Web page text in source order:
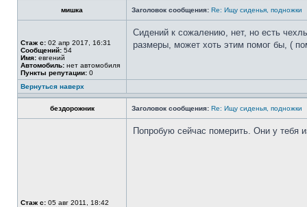
мишка Заголовок сообщения: Re: Ищу сиденья, подножки
Стаж с: 02 апр 2017, 16:31
Сообщений: 54
Имя: евгений
Автомобиль: нет автомобиля
Пункты репутации: 0
Сидений к сожалению, нет, но есть
размеры, может хоть этим помог бы, (
Вернуться наверх
бездорожник Заголовок сообщения: Re: Ищу сиденья, подножки
Стаж с: 05 авг 2011, 18:42
Попробую сейчас померить. Они у тебя